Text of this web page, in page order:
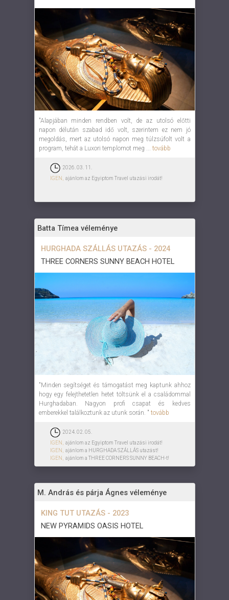
"Alapjában minden rendben volt, de az utolsó előtti
napon délután szabad idő volt, szerintem ez nem jó
megoldás, mert az utolsó napon meg túlzsúfolt volt a
program, tehát a Luxori templomot meg ... tovább
2026. 03. 11.
IGEN,
ajánlom az Egyiptom Travel utazási irodát!
Batta Tímea véleménye
HURGHADA SZÁLLÁS UTAZÁS - 2024
THREE CORNERS SUNNY BEACH HOTEL
"Minden segítséget és támogatást meg kaptunk ahhoz
hogy egy felejthetetlen hetet töltsünk el a családommal
Hurghadaban. Nagyon profi csapat és kedves
emberekkel találkoztunk az utunk során. " tovább
2024. 02. 05.
IGEN,
ajánlom az Egyiptom Travel utazási irodát!
IGEN,
ajánlom a HURGHADA SZÁLLÁS utazást!
IGEN,
ajánlom a THREE CORNERS SUNNY BEACH-t!
M. András és párja Ágnes véleménye
KING TUT UTAZÁS - 2023
NEW PYRAMIDS OASIS HOTEL